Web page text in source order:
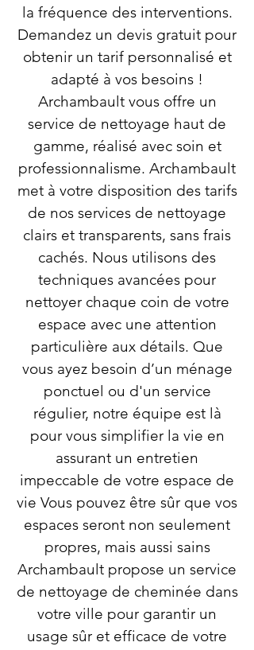
la fréquence des interventions.
Demandez un devis gratuit pour
obtenir un tarif personnalisé et
adapté à vos besoins !
Archambault vous offre un
service de nettoyage haut de
gamme, réalisé avec soin et
professionnalisme. Archambault
met à votre disposition des tarifs
de nos services de nettoyage
clairs et transparents, sans frais
cachés. Nous utilisons des
techniques avancées pour
nettoyer chaque coin de votre
espace avec une attention
particulière aux détails. Que
vous ayez besoin d’un ménage
ponctuel ou d'un service
régulier, notre équipe est là
pour vous simplifier la vie en
assurant un entretien
impeccable de votre espace de
vie Vous pouvez être sûr que vos
espaces seront non seulement
propres, mais aussi sains
Archambault propose un service
de nettoyage de cheminée dans
votre ville pour garantir un
usage sûr et efficace de votre